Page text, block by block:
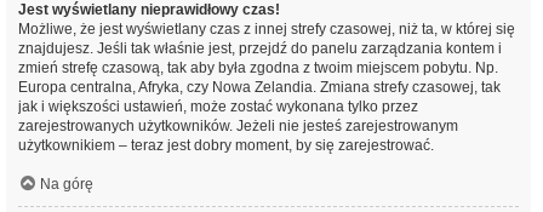
Jest wyświetlany nieprawidłowy czas!
Możliwe, że jest wyświetlany czas z innej strefy czasowej, niż ta, w której się
znajdujesz. Jeśli tak właśnie jest, przejdź do panelu zarządzania kontem i
zmień strefę czasową, tak aby była zgodna z twoim miejscem pobytu. Np.
Europa centralna, Afryka, czy Nowa Zelandia. Zmiana strefy czasowej, tak
jak i większości ustawień, może zostać wykonana tylko przez
zarejestrowanych użytkowników. Jeżeli nie jesteś zarejestrowanym
użytkownikiem – teraz jest dobry moment, by się zarejestrować.
Na górę